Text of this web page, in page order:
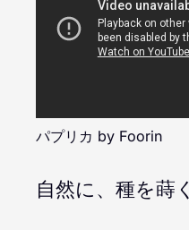
パプリカ by Foorin
自然に、種を蒔く